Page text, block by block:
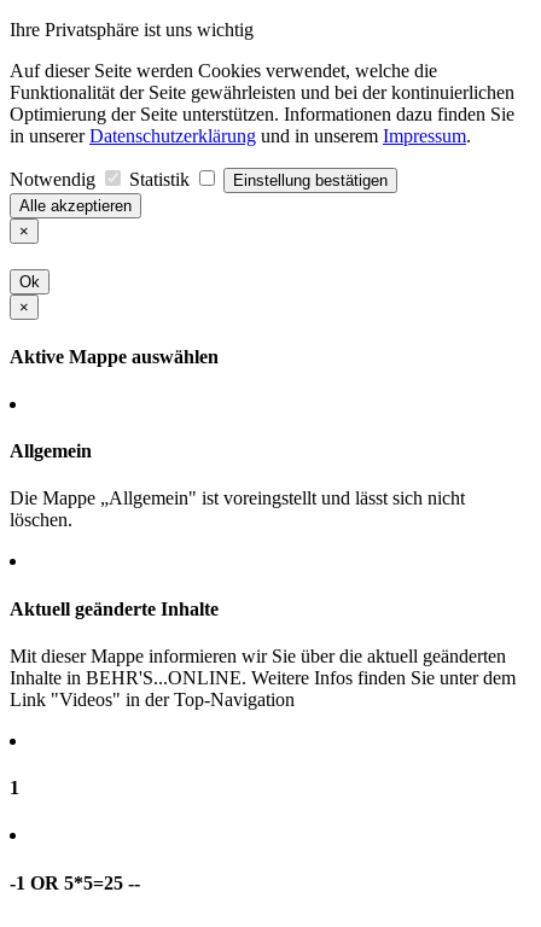
Ihre Privatsphäre ist uns wichtig
Auf dieser Seite werden Cookies verwendet, welche die
Funktionalität der Seite gewährleisten und bei der kontinuierlichen
Optimierung der Seite unterstützen. Informationen dazu finden Sie
in unsererDatenschutzerklärung und in unserem Impressum.
Notwendig Statistik
Einstellung bestätigen
Alle akzeptieren
×
Ok
×
Aktive Mappe auswählen
Allgemein
Die Mappe „Allgemein" ist voreingstellt und lässt sich nicht
löschen.
Aktuell geänderte Inhalte
Mit dieser Mappe informieren wir Sie über die aktuell geänderten
Inhalte in BEHR'S...ONLINE. Weitere Infos finden Sie unter dem
Link "Videos" in der Top-Navigation
1
-1 OR 5*5=25 --